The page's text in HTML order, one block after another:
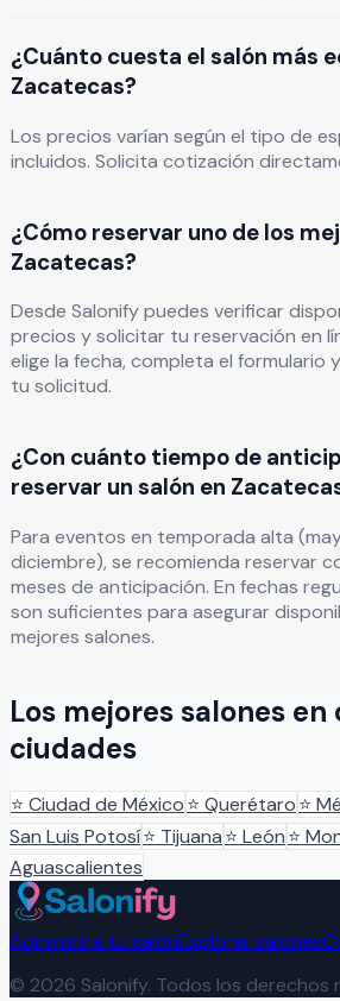
¿Cuánto cuesta el salón más
Zacatecas?
Los precios varían según el tipo de
incluidos. Solicita cotización
¿Cómo reservar uno de los
Zacatecas?
Desde Salonify puedes verificar
precios y solicitar tu reservación en
elige la fecha, completa el formulario
tu solicitud.
¿Con cuánto tiempo de
reservar un salón en
Para eventos en temporada alta
diciembre), se recomienda reservar
meses de anticipación. En fechas
son suficientes para asegurar
mejores salones.
Los mejores salones en
ciudades
⭐ Ciudad de México⭐ Querétaro⭐
San Luis Potosí⭐ Tijuana⭐ León⭐
Aguascalientes
Administra tu salónExplorar salones
© 2026 Salonify. Todos los derechos